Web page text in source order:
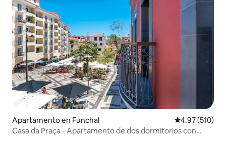
Apartamento en Funchal Calificación
4.97 (510)
Casa da Praça - Apartamento de dos dormitorios con